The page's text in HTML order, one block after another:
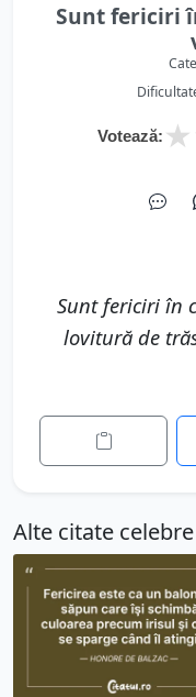
Sunt fericiri
Votează: ★
Sunt fericiri în
lovitură de
Alte citate